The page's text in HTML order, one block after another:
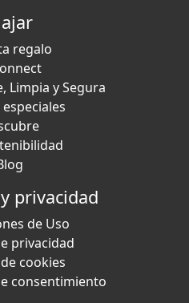
regalo
Limpia y Segura
privacidad
de Uso
privacidad
cookies
consentimiento